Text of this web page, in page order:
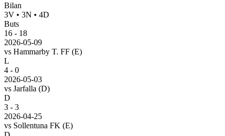
Bilan
3V • 3N • 4D
Buts
16 - 18
2026-05-09
vs Hammarby T. FF (E)
L
4 - 0
2026-05-03
vs Jarfalla (D)
D
3 - 3
2026-04-25
vs Sollentuna FK (E)